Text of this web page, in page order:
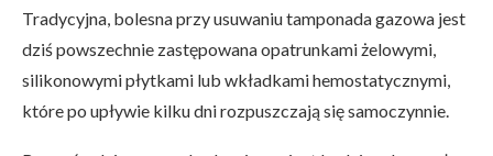
Tradycyjna, bolesna przy usuwaniu tamponada gazowa jest
dziś powszechnie zastępowana opatrunkami żelowymi,
silikonowymi płytkami lub wkładkami hemostatycznymi,
które po upływie kilku dni rozpuszczają się samoczynnie.